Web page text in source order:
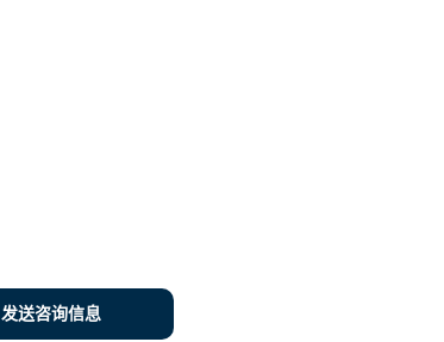
发送咨询信息